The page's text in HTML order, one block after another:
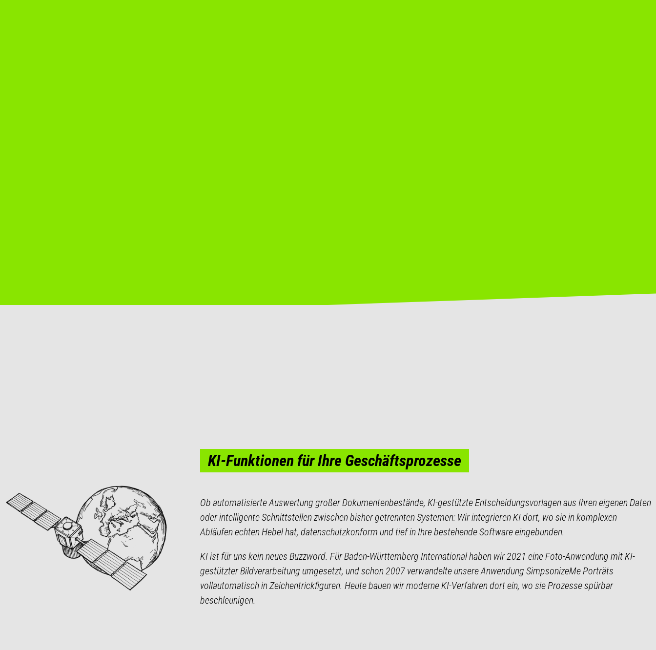
KI-Funktionen für Ihre Geschäftsprozesse
Ob automatisierte Auswertung großer Dokumentenbestände, KI-gestützte Entscheidungsvorlagen aus Ihren eigenen Daten
oder intelligente Schnittstellen zwischen bisher getrennten Systemen: Wir integrieren KI dort, wo sie in komplexen
Abläufen echten Hebel hat, datenschutzkonform und tief in Ihre bestehende Software eingebunden.
KI ist für uns kein neues Buzzword. Für Baden-Württemberg International haben wir 2021 eine Foto-Anwendung mit KI-
gestützter Bildverarbeitung umgesetzt, und schon 2007 verwandelte unsere Anwendung SimpsonizeMe Porträts
vollautomatisch in Zeichentrickfiguren. Heute bauen wir moderne KI-Verfahren dort ein, wo sie Prozesse spürbar
beschleunigen.